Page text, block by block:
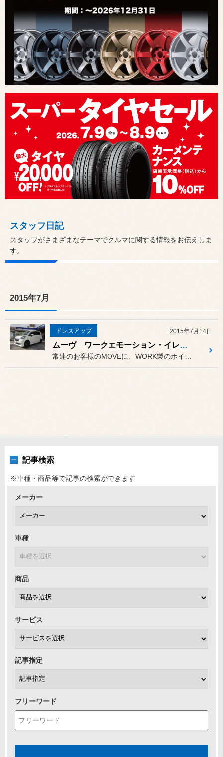
スタッフ日記
スタッフがさまざまなテーマでクルマに関する情報をお伝えしま
す。
2015年7月
ドレスアップ 2015年7月14日
ムーヴ ワークエモーション・イレブンアール装着
記事検索
※車種・商品等で記事の検索ができます
メーカー
車種
商品
サービス
記事指定
フリーワード